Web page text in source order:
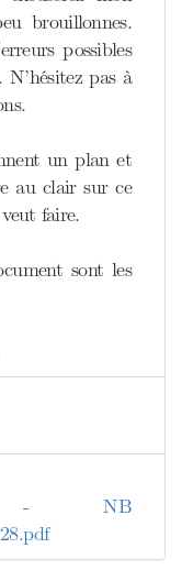
brouillonnes.
possibles
pas à
un plan et
au clair sur ce
faire.
sont les
NB